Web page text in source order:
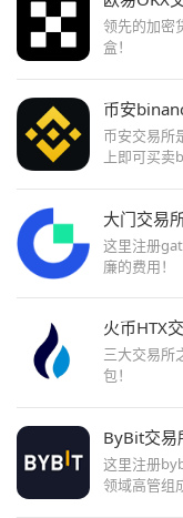
领先的加密
盒！
币安
币安交易所
上即可买卖
大门交易
这里注册
廉的费用！
火币HTX
三大交易所
包！
ByBit交易
这里注册
领域高管组